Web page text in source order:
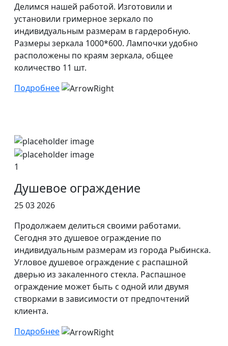
Делимся нашей работой. Изготовили и
установили гримерное зеркало по
индивидуальным размерам в гардеробную.
Размеры зеркала 1000*600. Лампочки удобно
расположены по краям зеркала, общее
количество 11 шт.
Подробнее
1
Душевое ограждение
25 03 2026
Продолжаем делиться своими работами.
Сегодня это душевое ограждение по
индивидуальным размерам из города Рыбинска.
Угловое душевое ограждение с распашной
дверью из закаленного стекла. Распашное
ограждение может быть с одной или двумя
створками в зависимости от предпочтений
клиента.
Подробнее